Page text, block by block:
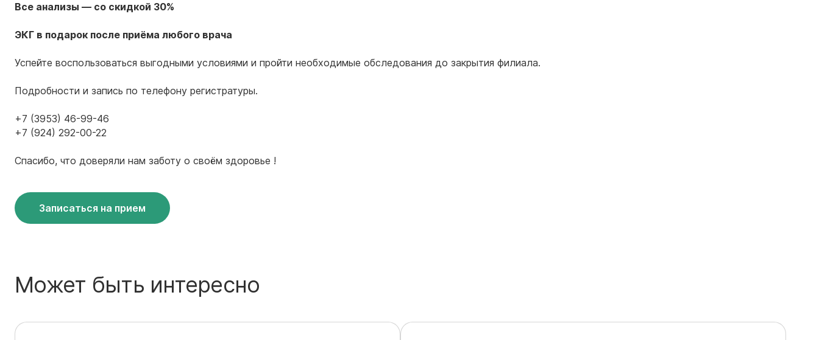
Все анализы — со скидкой 30%
ЭКГ в подарок после приёма любого врача
Успейте воспользоваться выгодными условиями и пройти необходимые обследования до закрытия филиала.
Подробности и запись по телефону регистратуры.
+7 (3953) 46-99-46
+7 (924) 292-00-22
Спасибо, что доверяли нам заботу о своём здоровье !
Записаться на прием
Может быть интересно